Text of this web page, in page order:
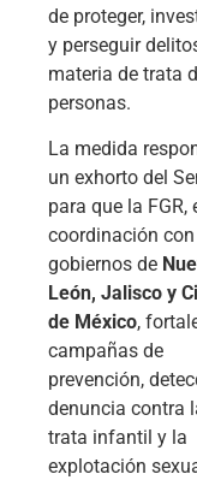
de proteger,
y perseguir
materia de trata
personas.
La medida
un exhorto del
para que la FGR,
coordinación
gobiernos de
León, Jalisco y
de México,
campañas de
prevención,
denuncia contra
trata infantil y la
explotación